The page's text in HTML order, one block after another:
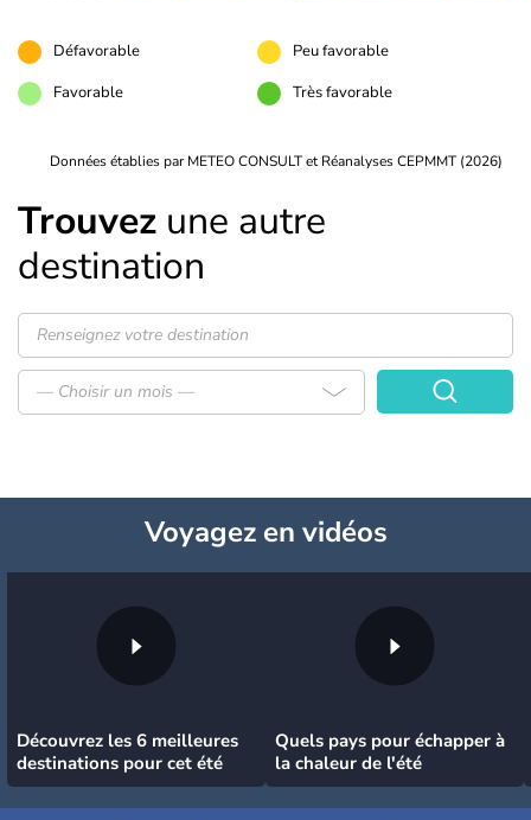
Défavorable
Peu favorable
Favorable
Très favorable
Données établies par METEO CONSULT et Réanalyses CEPMMT (2026)
Trouvez une autre
destination
— Choisir un mois —
Voyagezen vidéos
Découvrez les 6 meilleures
destinations pour cet été
Quels pays pour échapper à
la chaleur de l'été